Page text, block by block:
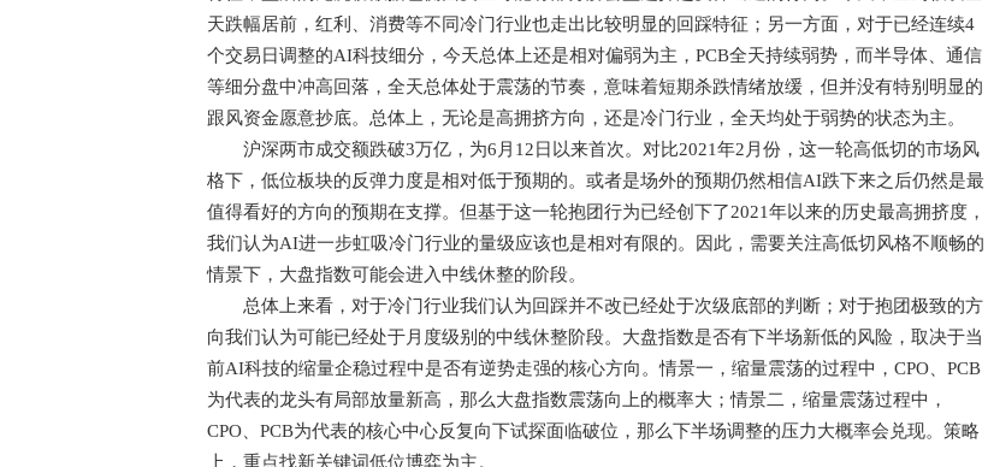
天跌幅居前，红利、消费等不同冷门行业也走出比较明显的回踩特征；另一方面，对于已经连续4
个交易日调整的AI科技细分，今天总体上还是相对偏弱为主，PCB全天持续弱势，而半导体、通信
等细分盘中冲高回落，全天总体处于震荡的节奏，意味着短期杀跌情绪放缓，但并没有特别明显的
跟风资金愿意抄底。总体上，无论是高拥挤方向，还是冷门行业，全天均处于弱势的状态为主。
沪深两市成交额跌破3万亿，为6月12日以来首次。对比2021年2月份，这一轮高低切的市场风
格下，低位板块的反弹力度是相对低于预期的。或者是场外的预期仍然相信AI跌下来之后仍然是最
值得看好的方向的预期在支撑。但基于这一轮抱团行为已经创下了2021年以来的历史最高拥挤度，
我们认为AI进一步虹吸冷门行业的量级应该也是相对有限的。因此，需要关注高低切风格不顺畅的
情景下，大盘指数可能会进入中线休整的阶段。
总体上来看，对于冷门行业我们认为回踩并不改已经处于次级底部的判断；对于抱团极致的方
向我们认为可能已经处于月度级别的中线休整阶段。大盘指数是否有下半场新低的风险，取决于当
前AI科技的缩量企稳过程中是否有逆势走强的核心方向。情景一，缩量震荡的过程中，CPO、PCB
为代表的龙头有局部放量新高，那么大盘指数震荡向上的概率大；情景二，缩量震荡过程中，
CPO、PCB为代表的核心中心反复向下试探面临破位，那么下半场调整的压力大概率会兑现。策略
上，重点找新关键词低位博弈为主。